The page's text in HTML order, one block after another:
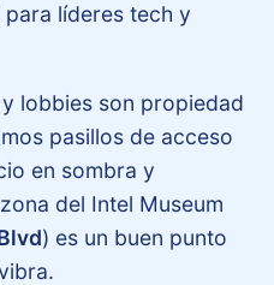
líderes tech y
lobbies son propiedad
pasillos de acceso
en sombra y
del Intel Museum
) es un buen punto